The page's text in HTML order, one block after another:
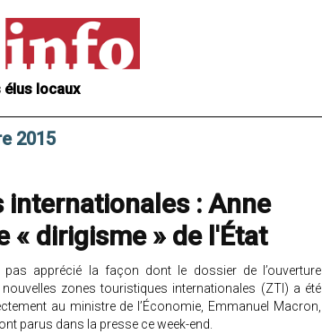
locaux
2015
: Anne
« dirigisme » de l'État
apprécié la façon dont le dossier de l’ouverture
zones touristiques internationales (ZTI) a été
au ministre de l’Économie, Emmanuel Macron,
parus dans la presse ce week-end.